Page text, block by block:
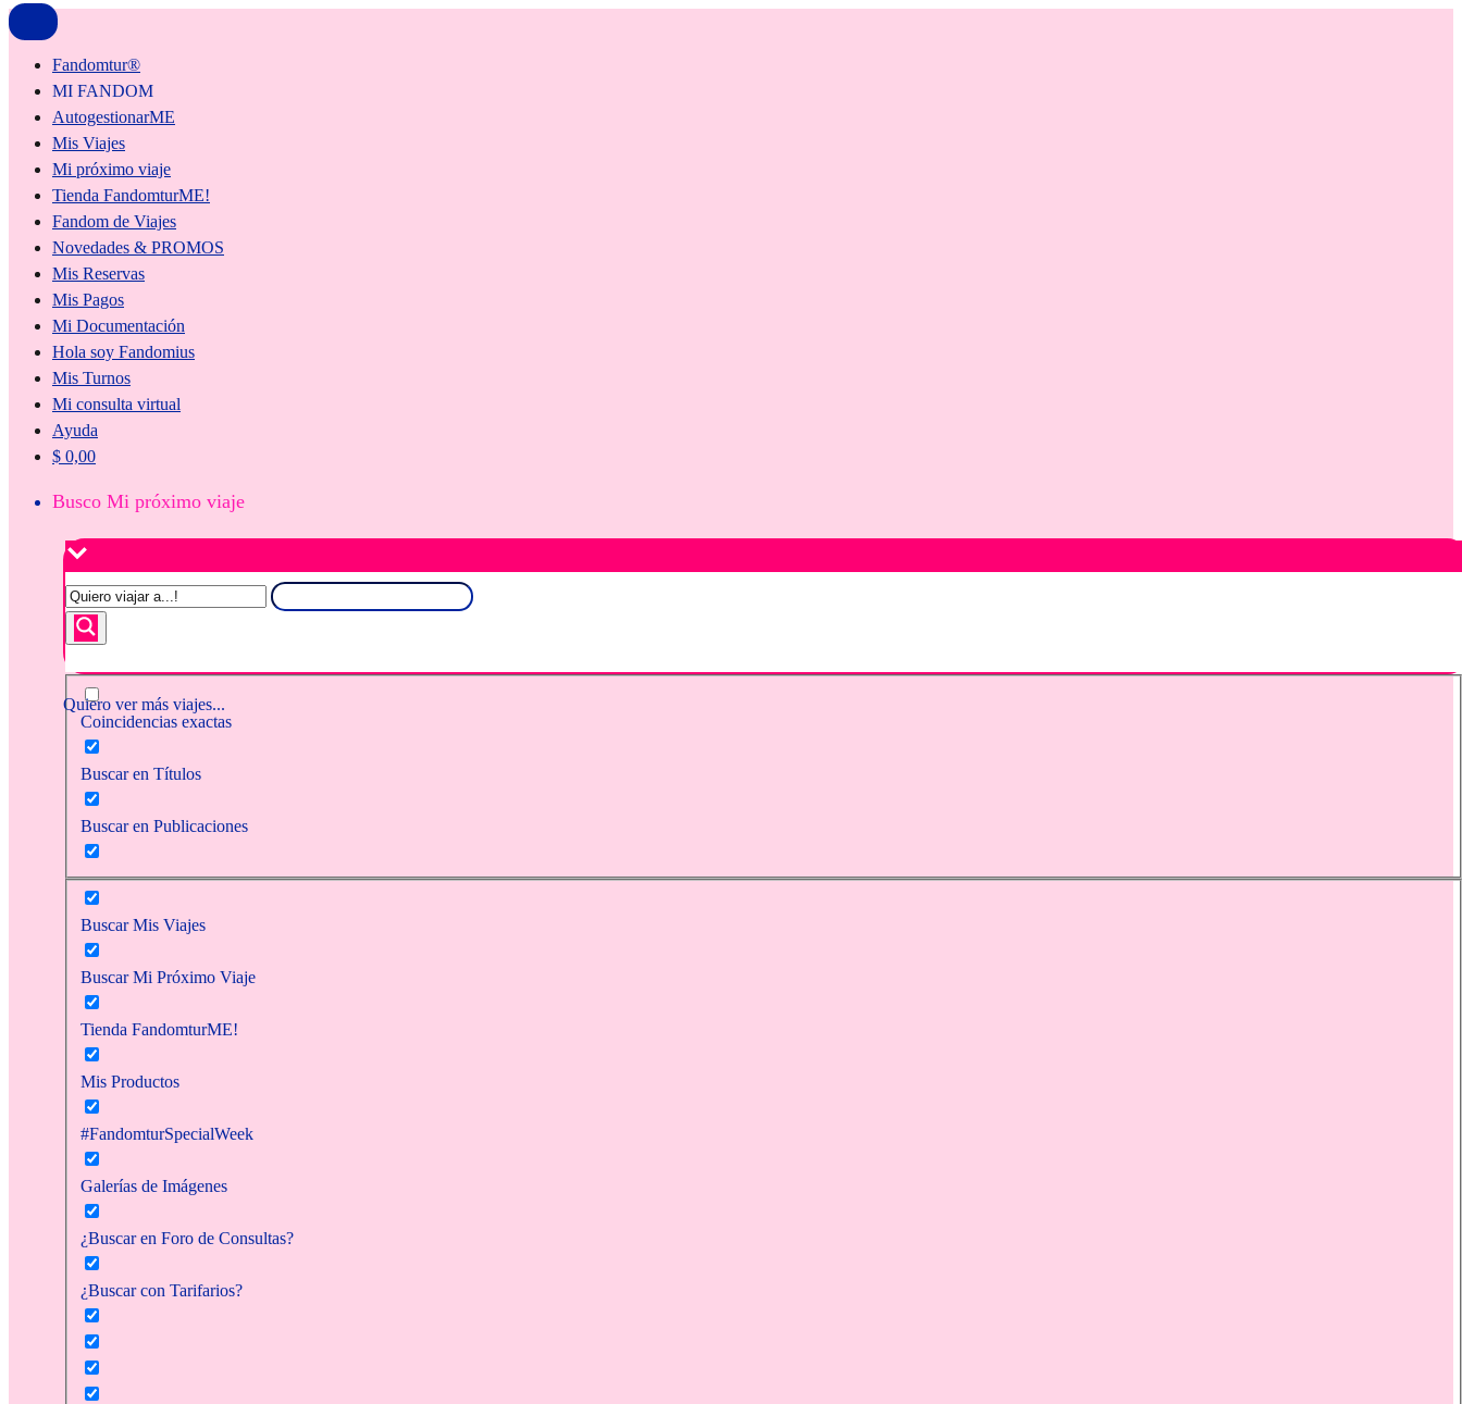
Fandomtur®
MI FANDOM
AutogestionarME
Mis Viajes
Mi próximo viaje
Tienda FandomturME!
Fandom de Viajes
Novedades & PROMOS
Mis Reservas
Mis Pagos
Mi Documentación
Hola soy Fandomius
Mis Turnos
Mi consulta virtual
Ayuda
$ 0,00
Busco Mi próximo viaje
Quiero ver más viajes...
Coincidencias exactas
Buscar en Títulos
Buscar en Publicaciones
Buscar Mis Viajes
Buscar Mi Próximo Viaje
Tienda FandomturME!
Mis Productos
#FandomturSpecialWeek
Galerías de Imágenes
¿Buscar en Foro de Consultas?
¿Buscar con Tarifarios?